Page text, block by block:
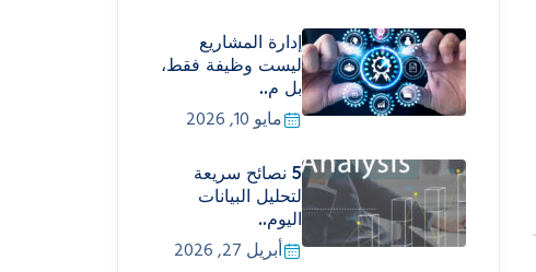
إدارة المشاريع
ليست وظيفة فقط،
بل م..
مايو 10, 2026
5 نصائح سريعة
لتحليل البيانات
اليوم..
أبريل 27, 2026